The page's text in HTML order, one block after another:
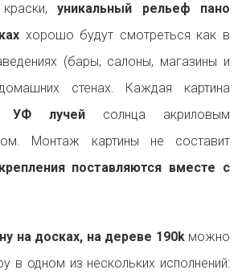
краски,уникальный рельеф пано
хорошо будут смотреться как в
(бары, салоны, магазины и
стенах. Каждая картина
УФ лучей солнца акриловым
Монтаж картины не составит
крепления поставляются вместе с
на досках, на дереве 190kможно
в одном из нескольких исполнений: